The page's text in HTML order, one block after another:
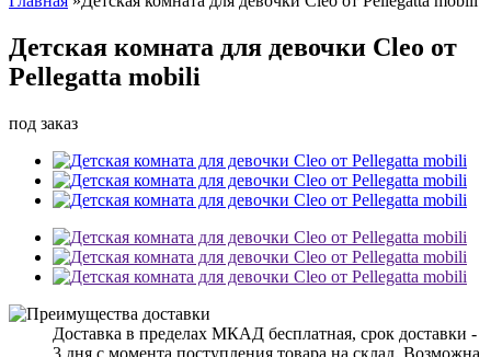
Детская комната для девочки Cleo от
Pellegatta mobili
под заказ
Доставка в пределах МКАД бесплатная, срок доставки -
3 дня с момента поступления товара на склад. Возможна